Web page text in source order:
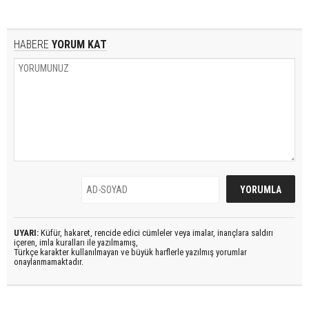
HABERE YORUM KAT
UYARI: Küfür, hakaret, rencide edici cümleler veya imalar, inançlara saldırı
içeren, imla kuralları ile yazılmamış,
Türkçe karakter kullanılmayan ve büyük harflerle yazılmış yorumlar
onaylanmamaktadır.